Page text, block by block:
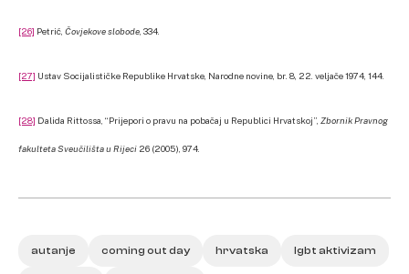
[26] Petrić, Čovjekove slobode , 334.
[27] Ustav Socijalističke Republike Hrvatske, Narodne novine, br. 8, 22. veljače 1974, 144.
[28] Dalida Rittossa, “Prijepori o pravu na pobačaj u Republici Hrvatskoj”, Zbornik Pravnog
fakulteta Sveučilišta u Rijeci 26 (2005), 974.
autanje coming out day hrvatska lgbt aktivizam